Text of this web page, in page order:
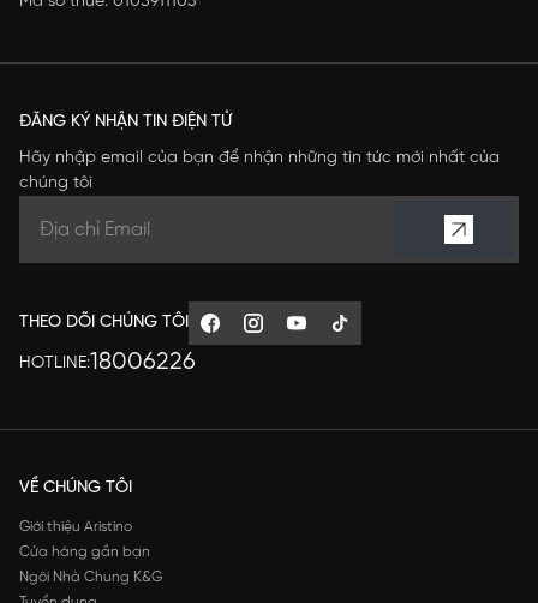
ĐĂNG KÝ NHẬN TIN ĐIỆN TỬ
Hãy nhập email của bạn để nhận những tin tức mới nhất của
chúng tôi
THEO DÕI CHÚNG TÔI
HOTLINE:18006226
VỀ CHÚNG TÔI
Giới thiệu Aristino
Cửa hàng gần bạn
Ngôi Nhà Chung K&G